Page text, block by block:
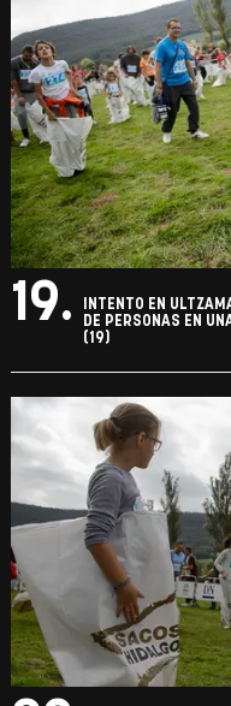
19.
INTENTO EN
DE PERSONAS EN
(19)